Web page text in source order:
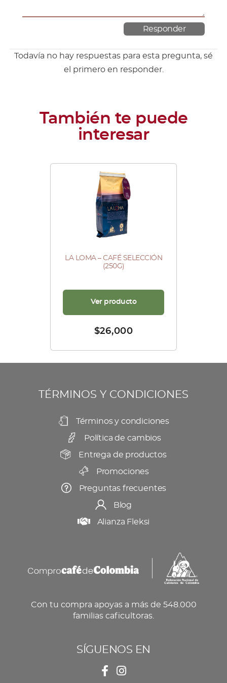
Todavía no hay respuestas para esta pregunta, sé
el primero en responder.
LA LOMA – CAFÉ SELECCIÓN
(250G)
$26,000
Ver producto
TÉRMINOS Y CONDICIONES
Términos y condiciones
Política de cambios
Entrega de productos
Promociones
Preguntas frecuentes
Blog
Alianza Fleksi
Con tu compra apoyas a más de 548.000
familias caficultoras.
SÍGUENOS EN